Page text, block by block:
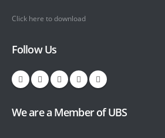
Click here to download
Follow Us
We are a Member of UBS